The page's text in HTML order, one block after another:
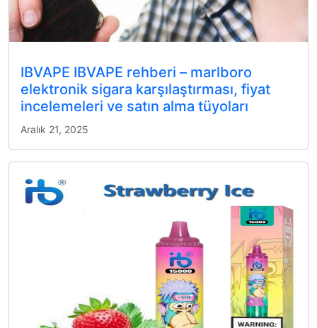
IBVAPE IBVAPE rehberi – marlboro
elektronik sigara karşılaştırması, fiyat
incelemeleri ve satın alma tüyoları
Aralık 21, 2025